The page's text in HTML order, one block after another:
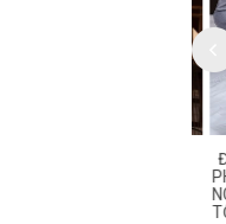
TỐI